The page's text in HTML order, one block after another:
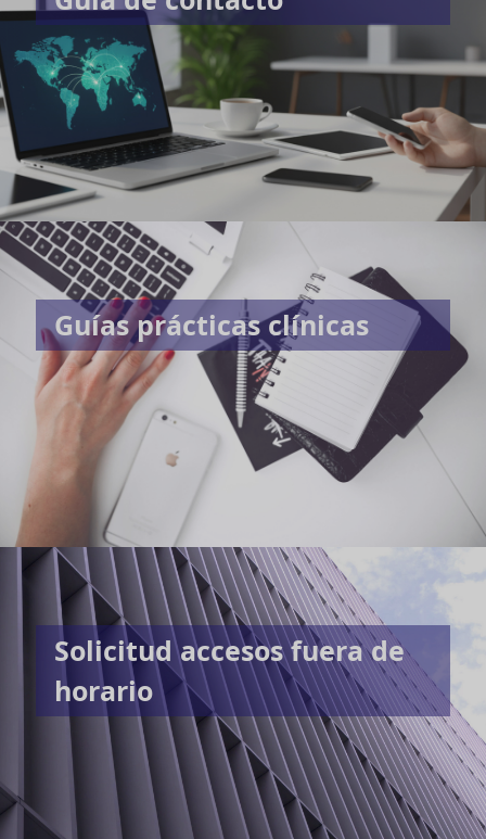
Guías prácticas clínicas
Solicitud accesos fuera de
horario